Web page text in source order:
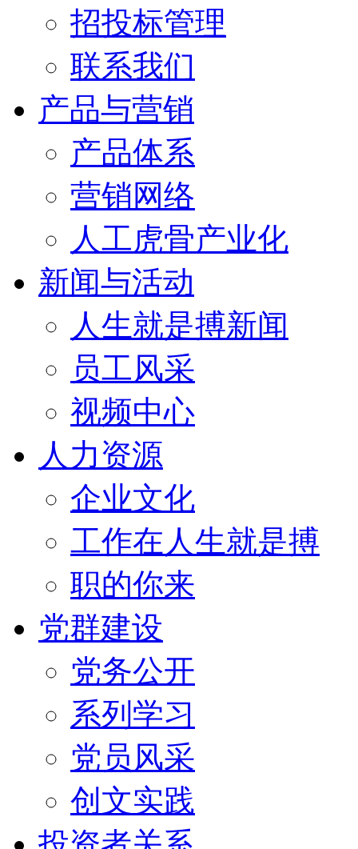
招投标管理
联系我们
产品与营销
产品体系
营销网络
人工虎骨产业化
新闻与活动
人生就是搏新闻
员工风采
视频中心
人力资源
企业文化
工作在人生就是搏
职的你来
党群建设
党务公开
系列学习
党员风采
创文实践